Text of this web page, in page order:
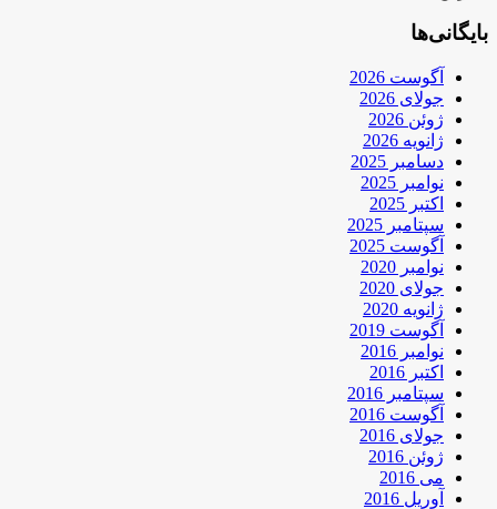
بایگانی‌ها
آگوست 2026
جولای 2026
ژوئن 2026
ژانویه 2026
دسامبر 2025
نوامبر 2025
اکتبر 2025
سپتامبر 2025
آگوست 2025
نوامبر 2020
جولای 2020
ژانویه 2020
آگوست 2019
نوامبر 2016
اکتبر 2016
سپتامبر 2016
آگوست 2016
جولای 2016
ژوئن 2016
می 2016
آوریل 2016